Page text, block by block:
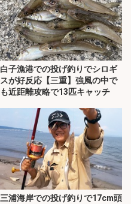
白子漁港での投げ釣りでシロギ
スが好反応【三重】強風の中で
も近距離攻略で13匹キャッチ
三浦海岸での投げ釣りで17cm頭